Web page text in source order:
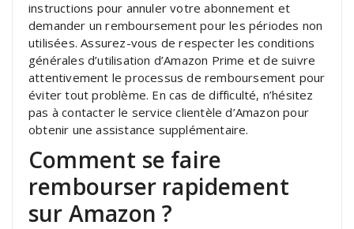
instructions pour annuler votre abonnement et
demander un remboursement pour les périodes non
utilisées. Assurez-vous de respecter les conditions
générales d’utilisation d’Amazon Prime et de suivre
attentivement le processus de remboursement pour
éviter tout problème. En cas de difficulté, n’hésitez
pas à contacter le service clientèle d’Amazon pour
obtenir une assistance supplémentaire.
Comment se faire
rembourser rapidement
sur Amazon ?